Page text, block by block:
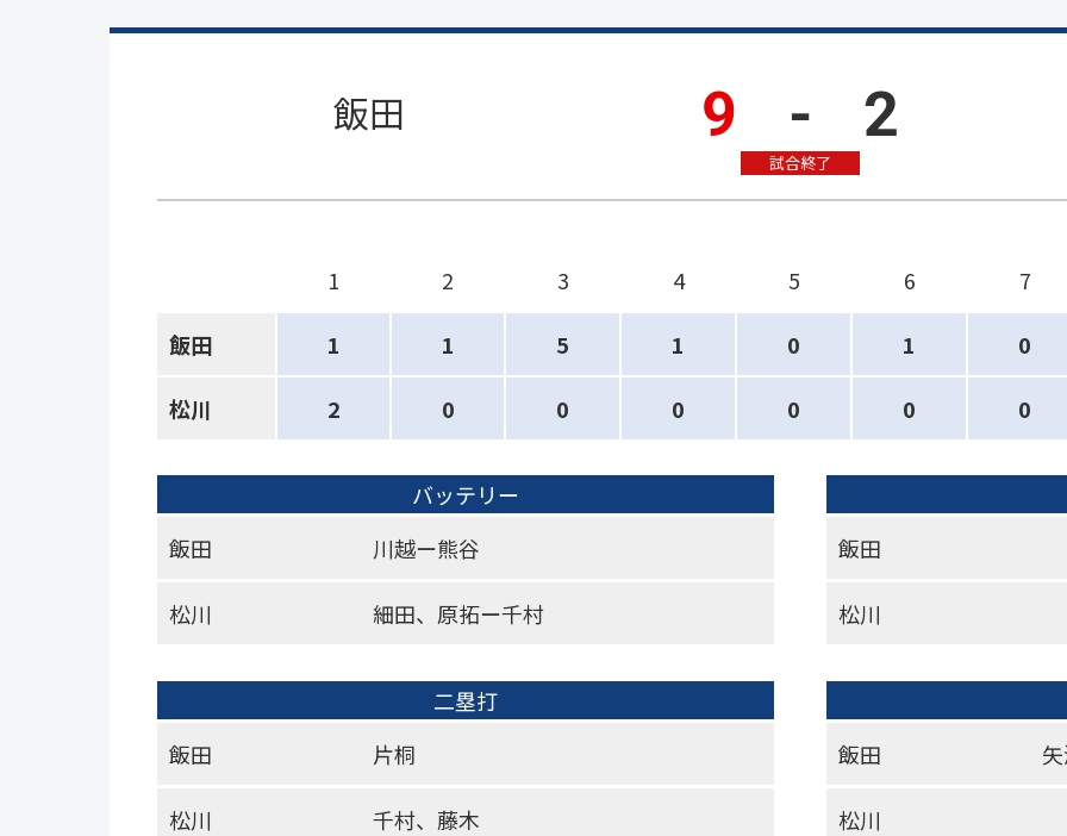
飯田 9 - 2
試合終了
1 2 3 4 5 6 7
飯田 1 1 5 1 0 1 0
松川 2 0 0 0 0 0 0
バッテリー
飯田
川越ー熊谷
松川 細田、原拓ー千村
飯田
松川
二塁打
飯田
片桐
松川 千村、藤木
飯田
松川